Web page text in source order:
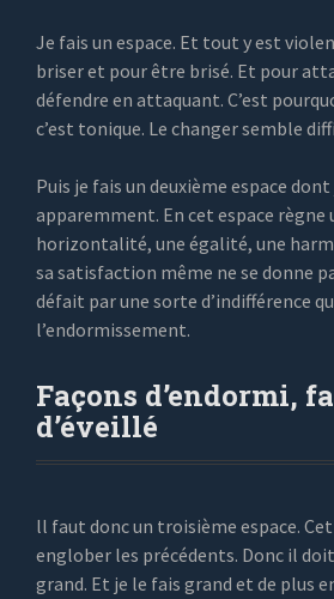
Je fais un espace. Et tout y est
briser et pour être brisé. Et pour
défendre en attaquant. C’est
c’est tonique. Le changer semble
Puis je fais un deuxième espace dont
apparemment. En cet espace règne
horizontalité, une égalité, une
sa satisfaction même ne se donne
défait par une sorte d’indifférence
l’endormissement.
Façons d’endormi,
d’éveillé
ll faut donc un troisième espace.
englober les précédents. Donc il
grand. Et je le fais grand et de plus